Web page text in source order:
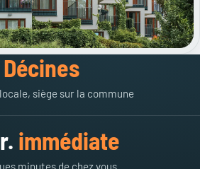
Décines
siège sur la commune
immédiate
minutes de chez vous